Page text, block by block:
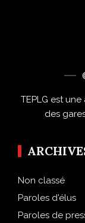
TEPLG est
des
Non classé
Paroles d'élus
Paroles de